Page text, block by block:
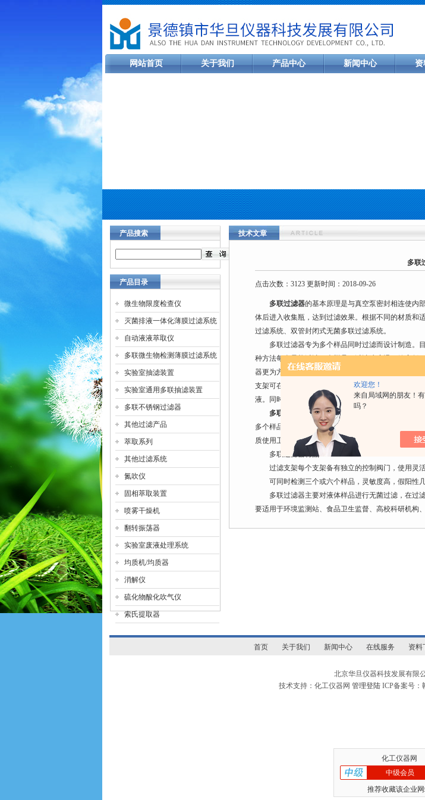
欢迎您！
来自局域网的朋友！
吗？
网站首页 关于我们 产品中心 新闻中心 资
产品搜索
产品目录
微生物限度检查仪
灭菌排液一体化薄膜过滤系统
自动液液萃取仪
多联微生物检测薄膜过滤系统
实验室抽滤装置
实验室通用多联抽滤装置
多联不锈钢过滤器
其他过滤产品
萃取系列
其他过滤系统
氮吹仪
固相萃取装置
喷雾干燥机
翻转振荡器
实验室废液处理系统
均质机/均质器
消解仪
硫化物酸化吹气仪
索氏提取器
技术文章
多联
点击次数：3123 更新时间：2018-09-26
多联过滤器的基本原理是与真空泵密封相连使内
体后进入收集瓶，达到过滤效果。根据不同的材质和
过滤系统、双管封闭式无菌多联过滤系统。
多联过滤器专为多个样品同时过滤而设计制造。目
种方法每次只能过滤一个样品，过滤速度慢，效率低
器更为方便。由于它的每一个过滤架均有独立的控制
支架可在180℃的高温下进行过滤操作；铝合金夹子
液。同时316L卫生级不锈钢材质耐酸碱，耐腐蚀，易
多联过滤器
是实验室中的溶液过滤装置，与玻
多个样品，提高了实验室工作效率。其次它的每一个
质使用卫生级不锈钢，耐酸碱，耐腐蚀，耐高温，可
多联过滤器特点：
过滤支架每个支架备有独立的控制阀门，使用灵活
可同时检测三个或六个样品，灵敏度高，假阳性几
多联过滤器主要对液体样品进行无菌过滤，在过滤
要适用于环境监测站、食品卫生监督、高校科研机构
首页 关于我们 新闻中心 在线服务 资料
北京华旦仪器科技发展有限
技术支持：化工仪器网管理登陆 ICP备案号：
化工仪器网
中级会员
推荐收藏该企业